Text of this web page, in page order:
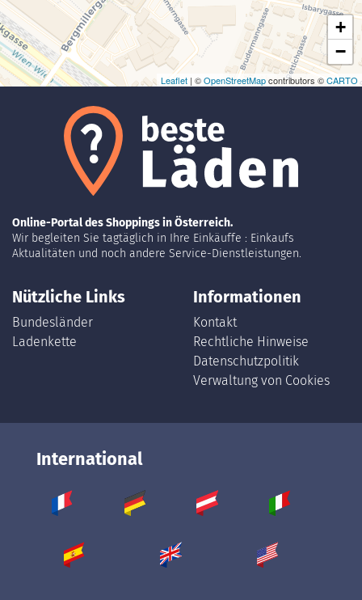
+
−
Leaflet | ©OpenStreetMapcontributors ©CARTO
Online-Portal des Shoppings in Österreich.
Wir begleiten Sie tagtäglich in Ihre Einkäuffe : Einkaufs
Aktualitäten und noch andere Service-Dienstleistungen.
Nützliche Links
Bundesländer
Ladenkette
Informationen
Kontakt
Rechtliche Hinweise
Datenschutzpolitik
Verwaltung von Cookies
International